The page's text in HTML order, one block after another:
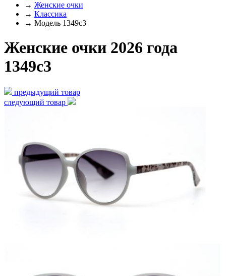
→ Женские очки
→ Классика
→ Модель 1349c3
Женские очки 2026 года
1349c3
предыдущий товар
следующий товар